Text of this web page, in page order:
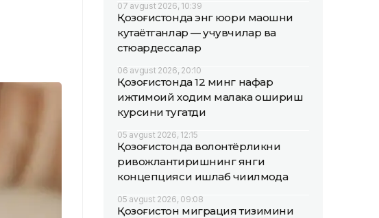
07 avgust 2026, 10:39
Қозоғистонда энг юқори маошни
кутаётганлар — учувчилар ва
стюардессалар
06 avgust 2026, 20:10
Қозоғистонда 12 минг нафар
ижтимоий ходим малака ошириш
курсини тугатди
05 avgust 2026, 12:15
Қозоғистонда волонтёрликни
ривожлантиришнинг янги
концепцияси ишлаб чиқилмоқда
05 avgust 2026, 09:08
Қозоғистон миграция тизимини